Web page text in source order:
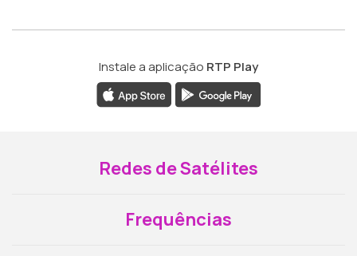
Instale a aplicação RTP Play
Redes de Satélites
Frequências